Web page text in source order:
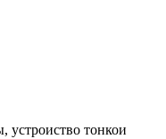
устроиство тонкои